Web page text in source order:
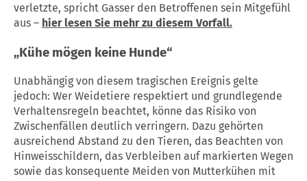
verletzte, spricht Gasser den Betroffenen sein Mitgefühl
aus – hier lesen Sie mehr zu diesem Vorfall.
„Kühe mögen keine Hunde“
Unabhängig von diesem tragischen Ereignis gelte
jedoch: Wer Weidetiere respektiert und grundlegende
Verhaltensregeln beachtet, könne das Risiko von
Zwischenfällen deutlich verringern. Dazu gehörten
ausreichend Abstand zu den Tieren, das Beachten von
Hinweisschildern, das Verbleiben auf markierten Wegen
sowie das konsequente Meiden von Mutterkühen mit